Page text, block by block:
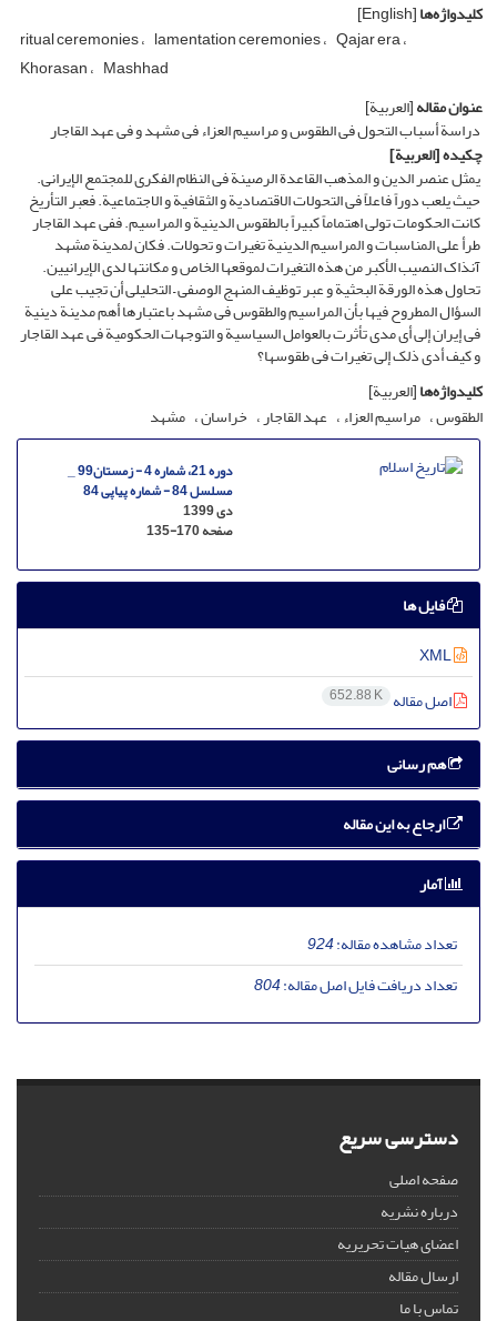
کلیدواژه‌ها[English]
ritual ceremonies lamentation ceremonies Qajar era
Khorasan Mashhad
عنوان مقاله[العربیة]
دراسة أسباب التحول فی الطقوس و مراسیم العزاء فی مشهد و فی عهد القاجار
چکیده[العربیة]
یمثل عنصر الدین و المذهب القاعدة الرصینة فی النظام الفکری للمجتمع الإیرانی.
حیث یلعب دوراً فاعلاً فی التحولات الاقتصادیة و الثقافیة و الاجتماعیة. فعبر التأریخ
کانت الحکومات تولی اهتماماً کبیراً بالطقوس الدینیة و المراسیم. ففی عهد القاجار
طرأ على المناسبات و المراسیم الدینیة تغیرات و تحولات. فکان لمدینة مشهد
آنذاک النصیب الأکبر من هذه التغیرات لموقعها الخاص و مکانتها لدى الإیرانیین.
تحاول هذه الورقة البحثیة و عبر توظیف المنهج الوصفی – التحلیلی أن تجیب على
السؤال المطروح فیها بأن المراسیم والطقوس فی مشهد باعتبارها أهم مدینة دینیة
فی إیران إلى أی مدى تأثرت بالعوامل السیاسیة و التوجهات الحکومیة فی عهد القاجار
و کیف أدى ذلک إلى تغیرات فی طقوسها؟
کلیدواژه‌ها[العربیة]
الطقوس مراسیم العزاء عهد القاجار خراسان مشهد
دوره 21، شماره 4 - زمستان99 _
مسلسل 84 - شماره پیاپی 84
دی 1399
صفحه135-170
فایل ها
اصل مقاله 652.88 K
هم رسانی
ارجاع به این مقاله
آمار
تعداد مشاهده مقاله:924
تعداد دریافت فایل اصل مقاله:804
دسترسی سریع
صفحه اصلی
درباره نشریه
اعضای هیات تحریریه
ارسال مقاله
تماس با ما